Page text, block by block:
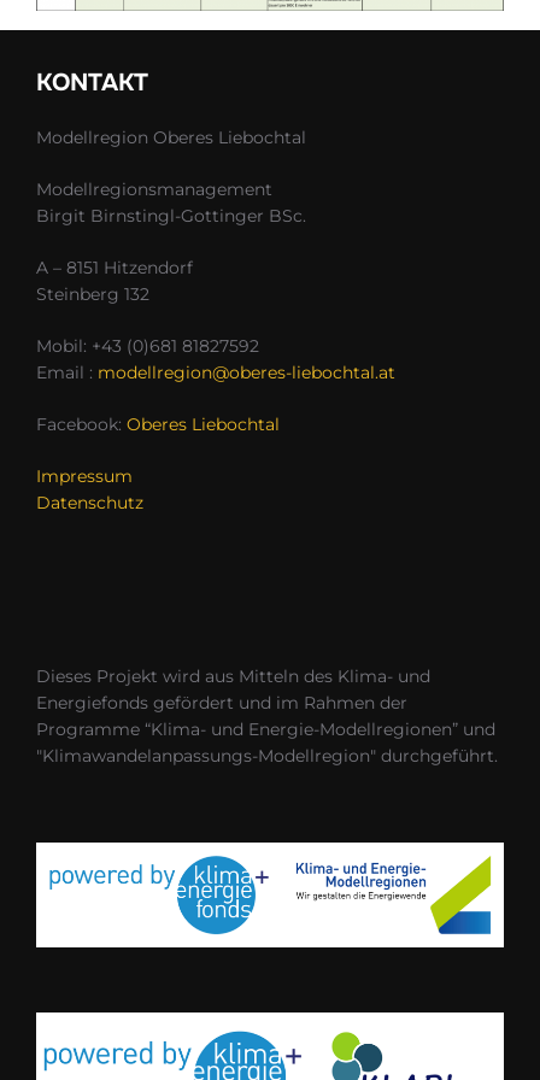
KONTAKT
Modellregion Oberes Liebochtal
Modellregionsmanagement
Birgit Birnstingl-Gottinger BSc.
A – 8151 Hitzendorf
Steinberg 132
Mobil: +43 (0)681 81827592
Email : modellregion@oberes-liebochtal.at
Facebook: Oberes Liebochtal
Impressum
Datenschutz
Dieses Projekt wird aus Mitteln des Klima- und
Energiefonds gefördert und im Rahmen der
Programme “Klima- und Energie-Modellregionen” und
"Klimawandelanpassungs-Modellregion" durchgeführt.